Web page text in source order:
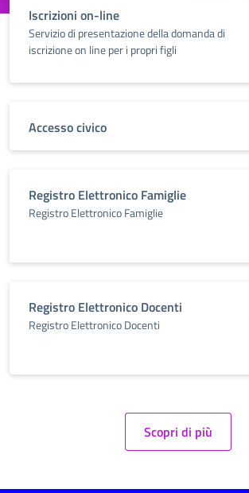
Iscrizioni on-line
Servizio di presentazione della domanda di
iscrizione on line per i propri figli
Accesso civico
Registro Elettronico Famiglie
Registro Elettronico Famiglie
Registro Elettronico Docenti
Registro Elettronico Docenti
Scopri di più